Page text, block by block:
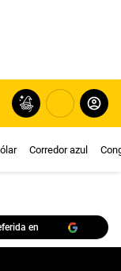
Corredor azul
en